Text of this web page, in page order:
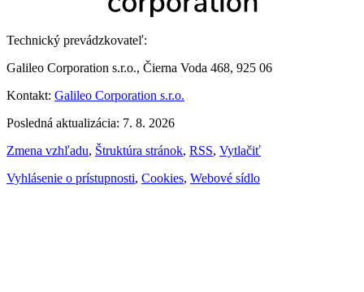
Technický prevádzkovateľ:
Galileo Corporation s.r.o., Čierna Voda 468, 925 06
Kontakt: Galileo Corporation s.r.o.
Posledná aktualizácia: 7. 8. 2026
Zmena vzhľadu, Štruktúra stránok, RSS, Vytlačiť
Vyhlásenie o prístupnosti, Cookies, Webové sídlo